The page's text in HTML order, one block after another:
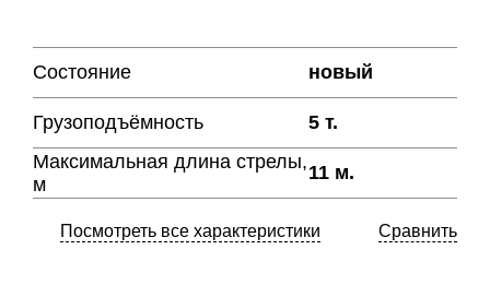
Состояние новый
Грузоподъёмность
5 т.
Максимальная длина стрелы,
м
11 м.
Посмотреть все характеристики Сравнить